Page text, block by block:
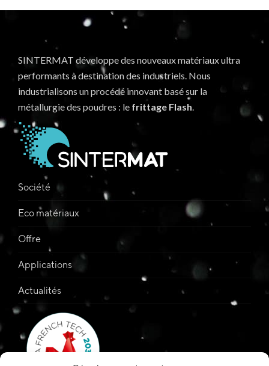
SINTERMAT développe des nouveaux matériaux ultra
performants à destination des industriels. Nous
industrialisons un procédé innovant basé sur la
métallurgie des poudres : le frittage Flash
Société
Eco matériaux
Offre
Applications
Actualités